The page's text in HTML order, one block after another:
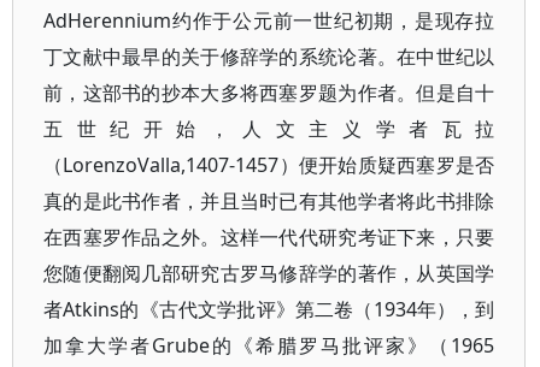
AdHerennium约作于公元前一世纪初期，是现存拉
丁文献中最早的关于修辞学的系统论著。在中世纪以
前，这部书的抄本大多将西塞罗题为作者。但是自十
五世纪开始，人文主义学者瓦拉
（LorenzoValla,1407-1457）便开始质疑西塞罗是否
真的是此书作者，并且当时已有其他学者将此书排除
在西塞罗作品之外。这样一代代研究考证下来，只要
您随便翻阅几部研究古罗马修辞学的著作，从英国学
者Atkins的《古代文学批评》第二卷（1934年），到
加拿大学者Grube的《希腊罗马批评家》（1965